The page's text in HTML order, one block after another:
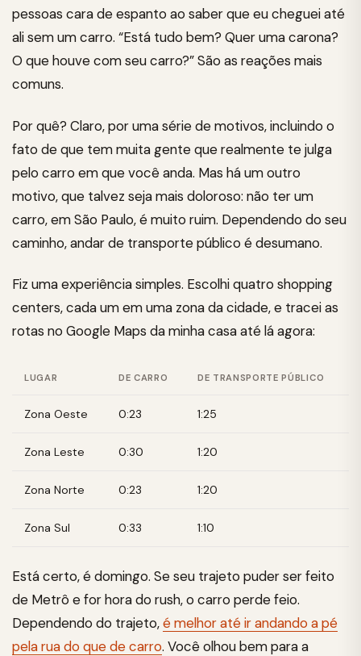
pessoas cara de espanto ao saber que eu cheguei até
ali sem um carro. “Está tudo bem? Quer uma carona?
O que houve com seu carro?” São as reações mais
comuns.
Por quê? Claro, por uma série de motivos, incluindo o
fato de que tem muita gente que realmente te julga
pelo carro em que você anda. Mas há um outro
motivo, que talvez seja mais doloroso: não ter um
carro, em São Paulo, é muito ruim. Dependendo do seu
caminho, andar de transporte público é desumano.
Fiz uma experiência simples. Escolhi quatro shopping
centers, cada um em uma zona da cidade, e tracei as
rotas no Google Maps da minha casa até lá agora:
LUGAR DE CARRO DE TRANSPORTE PÚBLICO
Zona Oeste 0:23 1:25
Zona Leste 0:30 1:20
Zona Norte 0:23 1:20
Zona Sul 0:33 1:10
Está certo, é domingo. Se seu trajeto puder ser feito
de Metrô e for hora do rush, o carro perde feio.
Dependendo do trajeto,é melhor até ir andando a pé
pela rua do que de carro. Você olhou bem para a